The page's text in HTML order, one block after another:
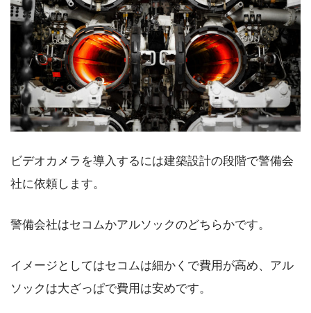
ビデオカメラを導入するには建築設計の段階で警備会
社に依頼します。
警備会社はセコムかアルソックのどちらかです。
イメージとしてはセコムは細かくで費用が高め、アル
ソックは大ざっぱで費用は安めです。